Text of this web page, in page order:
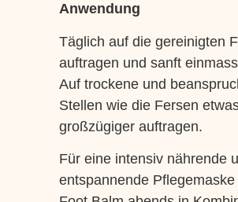
Anwendung
Täglich auf die gereinigten
auftragen und sanft
Auf trockene und
Stellen wie die Fersen
großzügiger auftragen.
Für eine intensiv nährende
entspannende Pflegemaske